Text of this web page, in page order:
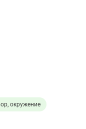
окружение